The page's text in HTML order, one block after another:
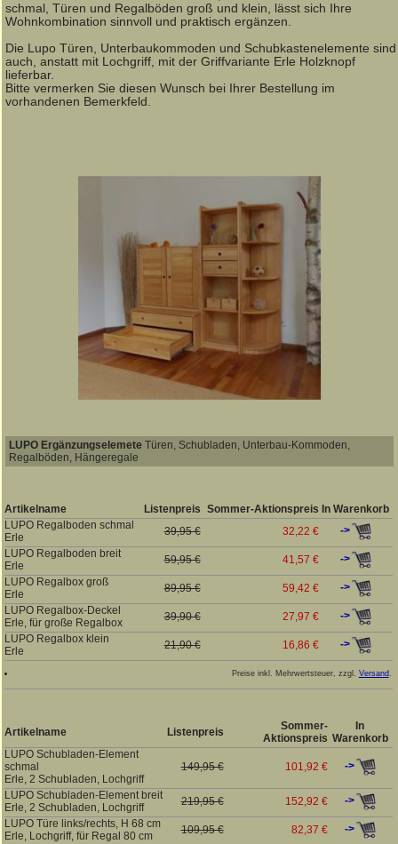
schmal, Türen und Regalböden groß und klein, lässt sich Ihre
Wohnkombination sinnvoll und praktisch ergänzen.
Die Lupo Türen, Unterbaukommoden und Schubkastenelemente sind
auch, anstatt mit Lochgriff, mit der Griffvariante Erle Holzknopf
lieferbar.
Bitte vermerken Sie diesen Wunsch bei Ihrer Bestellung im
vorhandenen Bemerkfeld.
LUPO ErgänzungselemeteTüren, Schubladen, Unterbau-Kommoden,
Regalböden, Hängeregale
Artikelname Listenpreis Sommer-Aktionspreis In Warenkorb
LUPO Regalboden schmal
Erle
39,95 € 32,22 €
->
LUPO Regalboden breit
Erle
59,95 € 41,57 €
->
LUPO Regalbox groß
Erle
89,95 € 59,42 €
->
LUPO Regalbox-Deckel
Erle, für große Regalbox
39,90 € 27,97 €
->
LUPO Regalbox klein
Erle
21,90 € 16,86 € ->
Preise inkl. Mehrwertsteuer, zzgl. Versand.
Artikelname Listenpreis
Sommer-
Aktionspreis
In
Warenkorb
LUPO Schubladen-Element
schmal
Erle, 2 Schubladen, Lochgriff
149,95 € 101,92 € ->
LUPO Schubladen-Element breit
Erle, 2 Schubladen, Lochgriff
219,95 € 152,92 €
->
LUPO Türe links/rechts, H 68 cm
Erle, Lochgriff, für Regal 80 cm
109,95 € 82,37 €
->